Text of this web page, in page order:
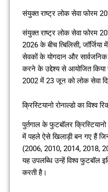
संयुक्त राष्ट्र लोक सेवा फोरम
संयुक्त राष्ट्र लोक सेवा फोरम
2026 के बीच त्बिलिसी,
सेवकों के योगदान और सार्वजनिक
करने के उद्देश्य से आयोजित किया
2002 में 23 जून को लोक सेवा
क्रिस्टियानो रोनाल्डो का विश्व
पुर्तगाल के फुटबॉलर
में पहले ऐसे खिलाड़ी बन गए हैं
(2006, 2010, 2014, 2018,
यह उपलब्धि उन्हें विश्व फुटबॉल
करती है।